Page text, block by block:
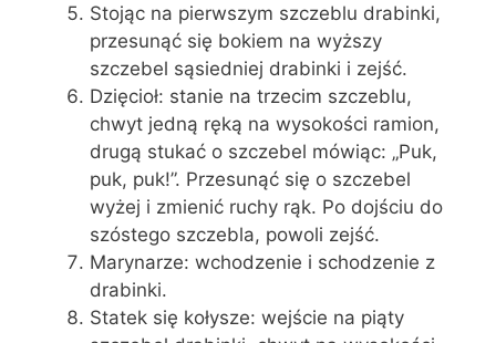
Stojąc na pierwszym szczeblu drabinki,
przesunąć się bokiem na wyższy
szczebel sąsiedniej drabinki i zejść.
Dzięcioł: stanie na trzecim szczeblu,
chwyt jedną ręką na wysokości ramion,
drugą stukać o szczebel mówiąc: „Puk,
puk, puk!”. Przesunąć się o szczebel
wyżej i zmienić ruchy rąk. Po dojściu do
szóstego szczebla, powoli zejść.
Marynarze: wchodzenie i schodzenie z
drabinki.
Statek się kołysze: wejście na piąty